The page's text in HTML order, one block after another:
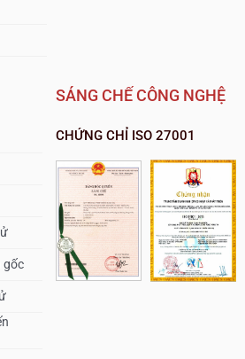
gốc
SÁNG CHẾ CÔNG NGHỆ
CHỨNG CHỈ ISO 27001